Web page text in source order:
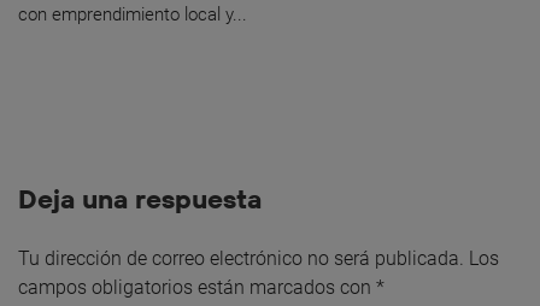
con emprendimiento local y...
Deja una respuesta
Tu dirección de correo electrónico no será publicada. Los
campos obligatorios están marcados con *